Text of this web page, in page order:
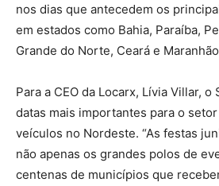
nos dias que antecedem os
em estados como Bahia, Paraíba,
Grande do Norte, Ceará e
Para a CEO da Locarx, Lívia Villar, o
datas mais importantes para o
veículos no Nordeste. “As festas
não apenas os grandes polos de
centenas de municípios que